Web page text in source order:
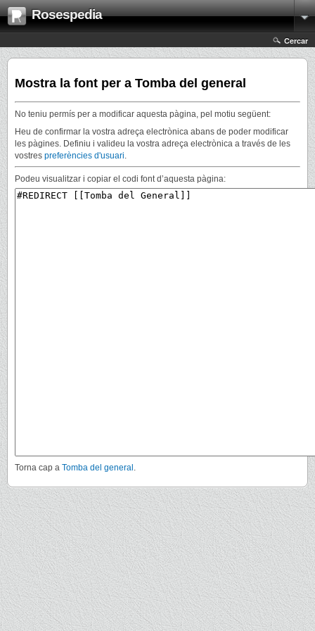
Rosespedia
Cercar
Mostra la font per a Tomba del general
No teniu permís per a modificar aquesta pàgina, pel motiu següent:
Heu de confirmar la vostra adreça electrònica abans de poder modificar
les pàgines. Definiu i valideu la vostra adreça electrònica a través de les
vostres preferències d'usuari.
Podeu visualitzar i copiar el codi font d’aquesta pàgina:
Torna cap a Tomba del general .